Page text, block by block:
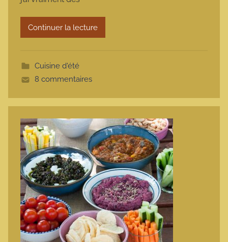
Continuer la lecture
Cuisine d'été
8 commentaires